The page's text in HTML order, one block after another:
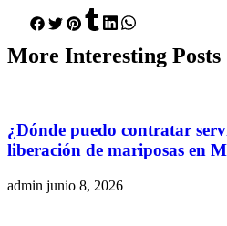
More Interesting Posts
¿Dónde puedo contratar
liberación de mariposas en
admin junio 8, 2026